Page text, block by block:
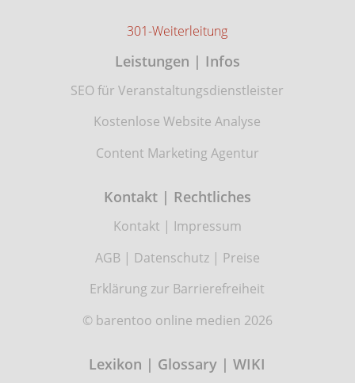
301-Weiterleitung
Leistungen | Infos
SEO für Veranstaltungsdienstleister
Kostenlose Website Analyse
Content Marketing Agentur
Kontakt | Rechtliches
Kontakt | Impressum
AGB| Datenschutz| Preise
Erklärung zur Barrierefreiheit
© barentoo online medien 2026
Lexikon | Glossary | WIKI